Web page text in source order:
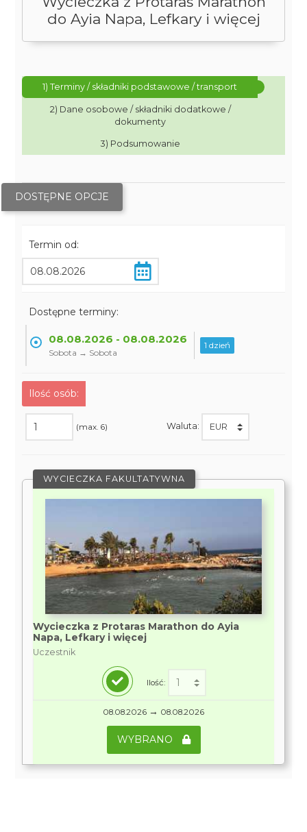
do Ayia Napa, Lefkary i więcej
1) Terminy / składniki podstawowe / transport
2) Dane osobowe / składniki dodatkowe /
dokumenty
3) Podsumowanie
DOSTĘPNE OPCJE
Termin od:
Dostępne terminy:
08.08.2026 - 08.08.2026
Sobota → Sobota
1 dzień
Ilość osób:
(max. 6) Waluta:
WYCIECZKA FAKULTATYWNA
Wycieczka z Protaras Marathon do Ayia
Napa, Lefkary i więcej
Uczestnik
Ilość:
08.08.2026 → 08.08.2026
WYBRANO